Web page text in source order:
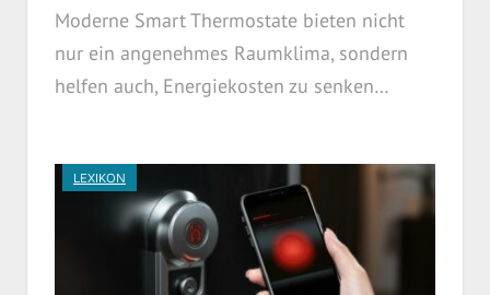
Moderne Smart Thermostate bieten nicht
nur ein angenehmes Raumklima, sondern
helfen auch, Energiekosten zu senken…
LEXIKON